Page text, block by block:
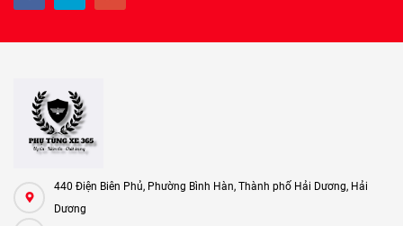
440 Điện Biên Phủ, Phường Bình Hàn, Thành phố Hải Dương, Hải
Dương